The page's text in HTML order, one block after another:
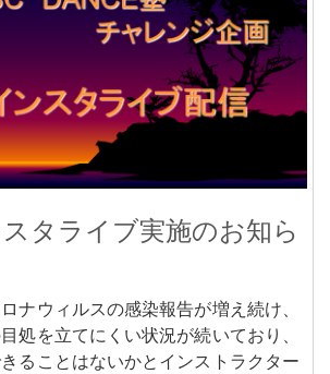
タライブ実施のお知ら
ナウィルスの感染報告が増え続け、
処を立てにくい状況が続いており、
ることはないかとインストラクター